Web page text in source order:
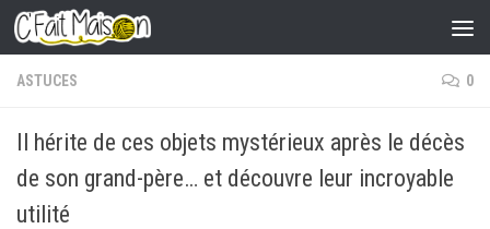
Skip to content
ASTUCES 0
Il hérite de ces objets mystérieux après le décès
de son grand-père… et découvre leur incroyable
utilité